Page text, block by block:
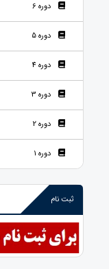
دوره 6
دوره 5
دوره 4
دوره 3
دوره 2
دوره 1
ثبت نام